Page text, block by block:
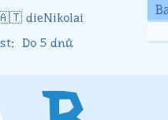
dieNikolai
Do 5 dnů